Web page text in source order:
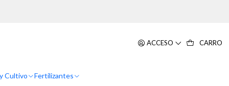
ACCESO CARRO
Cultivo Fertilizantes
Plantas más Maceta Bahía